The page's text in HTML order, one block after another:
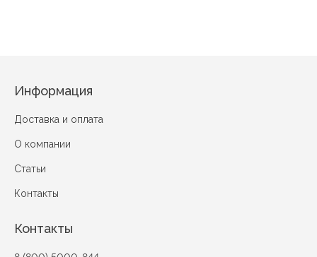
Информация
Доставка и оплата
О компании
Статьи
Контакты
Контакты